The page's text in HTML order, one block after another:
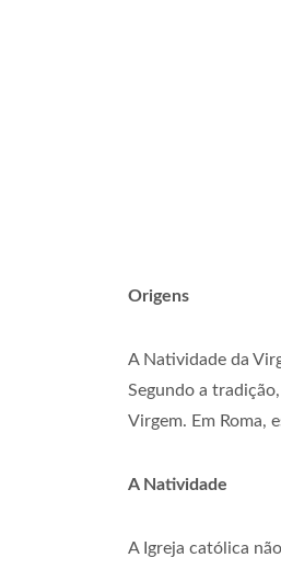
Origens
A Natividade da
Segundo a
Virgem. Em Roma,
A Natividade
A Igreja católica